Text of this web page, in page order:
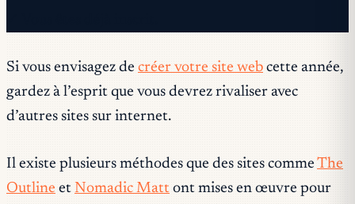
Si vous envisagez de créer votre site web cette année,
gardez à l’esprit que vous devrez rivaliser avec
d’autres sites sur internet.
Il existe plusieurs méthodes que des sites comme The
Outline et Nomadic Matt ont mises en œuvre pour